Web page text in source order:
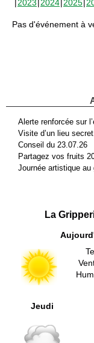
2023 2024 2025
Pas d'événement à
Alerte renforcée sur
Visite d’un lieu
Conseil du 23.07.26
Partagez vos fruits
Journée artistique au
La
Jeudi